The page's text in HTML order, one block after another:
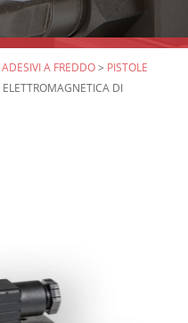
A FREDDO> PISTOLE
DI